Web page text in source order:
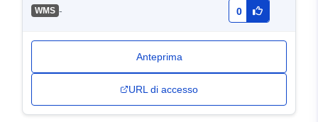
WMS - 0
Anteprima
URL di accesso